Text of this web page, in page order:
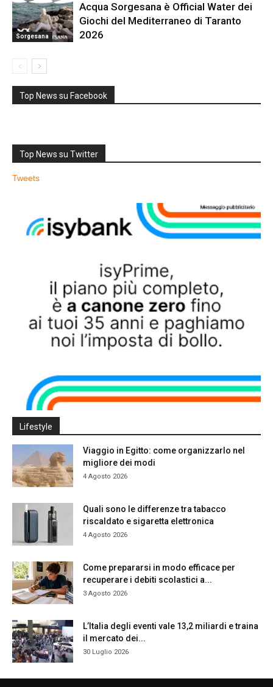
Sorgesana
Acqua Sorgesana è Official Water dei
Giochi del Mediterraneo di Taranto
2026
Top News su Facebook
Top News su Twitter
Tweets
Lifestyle
Viaggio in Egitto: come organizzarlo nel
migliore dei modi
4 Agosto 2026
Quali sono le differenze tra tabacco
riscaldato e sigaretta elettronica
4 Agosto 2026
Come prepararsi in modo efficace per
recuperare i debiti scolastici a...
3 Agosto 2026
L’Italia degli eventi vale 13,2 miliardi e traina
il mercato dei...
30 Luglio 2026